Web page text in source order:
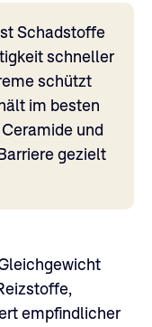
Schadstoffe
schneller
schützt
im besten
und
gezielt
empfindlicher